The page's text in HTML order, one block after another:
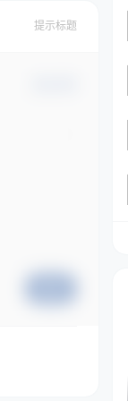
提示标题